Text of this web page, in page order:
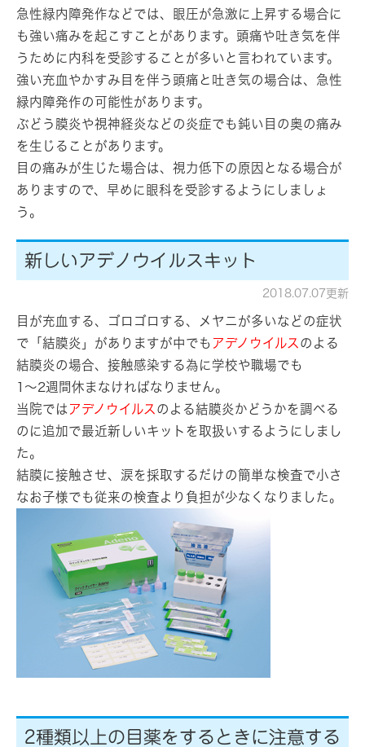
急性緑内障発作などでは、眼圧が急激に上昇する場合に
も強い痛みを起こすことがあります。頭痛や吐き気を伴
うために内科を受診することが多いと言われています。
強い充血やかすみ目を伴う頭痛と吐き気の場合は、急性
緑内障発作の可能性があります。
ぶどう膜炎や視神経炎などの炎症でも鈍い目の奥の痛み
を生じることがあります。
目の痛みが生じた場合は、視力低下の原因となる場合が
ありますので、早めに眼科を受診するようにしましょ
う。
新しいアデノウイルスキット
2018.07.07更新
目が充血する、ゴロゴロする、メヤニが多いなどの症状
で「結膜炎」がありますが中でも アデノウイルス のよる
結膜炎の場合、接触感染する為に学校や職場でも
1～2週間休まなければなりません。
当院では アデノウイルス のよる結膜炎かどうかを調べる
のに追加で最近新しいキットを取扱いするようにしまし
た。
結膜に接触させ、涙を採取するだけの簡単な検査で小さ
なお子様でも従来の検査より負担が少なくなりました。
2種類以上の目薬をするときに注意する